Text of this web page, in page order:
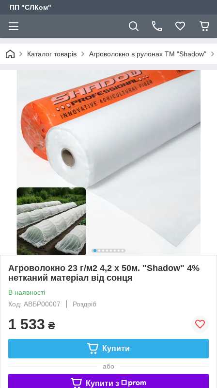
ПП "СЛКом"
Каталог товарів Агроволокно в рулонах ТМ "Shadow"
Агроволокно 23 г/м2 4,2 х 50м. "Shadow" 4%
нетканий матеріал від сонця
В наявності
Код: АВБР00007
Роздріб
1 533 ₴
Купити
або
Купити з